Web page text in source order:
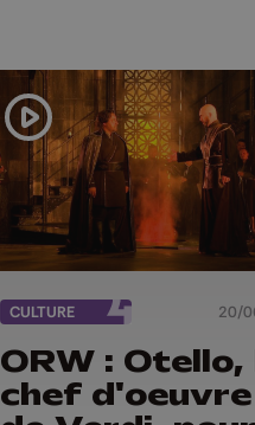
CULTURE 20/
ORW : Otello,
chef d'oeuvre